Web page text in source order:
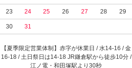
23 24 25 26 27 28 29
30 31
【夏季限定営業体制】赤字が休業日 / 水14-16 / 金
16-18 / 土日祭日は14-18 JR鎌倉駅から徒歩10分 /
江ノ電・和田塚駅より30秒